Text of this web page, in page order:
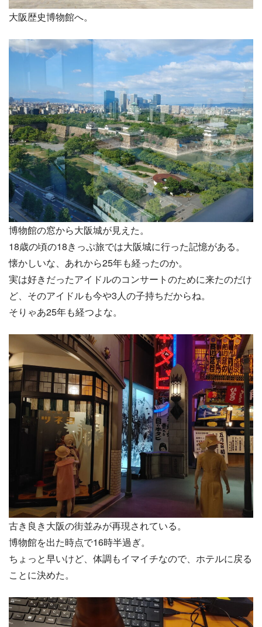
大阪歴史博物館へ。
博物館の窓から大阪城が見えた。
18歳の頃の18きっぷ旅では大阪城に行った記憶がある。
懐かしいな、あれから25年も経ったのか。
実は好きだったアイドルのコンサートのために来たのだけ
ど、そのアイドルも今や3人の子持ちだからね。
そりゃあ25年も経つよな。
古き良き大阪の街並みが再現されている。
博物館を出た時点で16時半過ぎ。
ちょっと早いけど、体調もイマイチなので、ホテルに戻る
ことに決めた。